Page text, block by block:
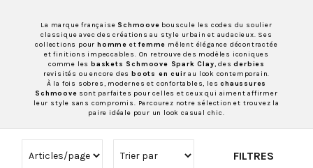
La marque française Schmoove bouscule les codes du soulier
classique avec des créations au style urbain et audacieux. Ses
collections pourhomme etfemme mêlent élégance décontractée
et finitions impeccables. On retrouve des modèles iconiques
comme les baskets Schmoove Spark Clay, desderbies
revisités ou encore desboots en cuir au look contemporain.
À la fois sobres, modernes et confortables, leschaussures
Schmoove sont parfaites pour celles et ceux qui aiment affirmer
leur style sans compromis. Parcourez notre sélection et trouvez la
paire idéale pour un look casual chic.
FILTRES